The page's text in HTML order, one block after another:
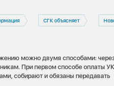
СГК объясняет
можно двумя способами:
При первом способе оплаты
собирают и обязаны передавать